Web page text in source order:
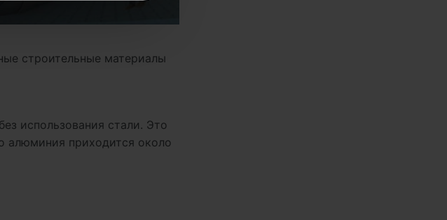
строительные материалы
использования стали. Это
алюминия приходится около